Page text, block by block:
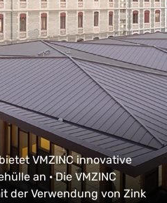
teilen
teilenteilen
VMZINC innovative
an · Die VMZINC
der Verwendung von Zink